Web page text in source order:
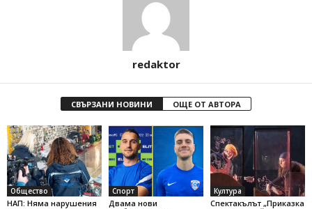
redaktor
СВЪРЗАНИ НОВИНИ ОЩЕ ОТ АВТОРА
Общество
НАП: Няма нарушения
Спорт
Двама нови
Култура
Спектакълът „Приказка